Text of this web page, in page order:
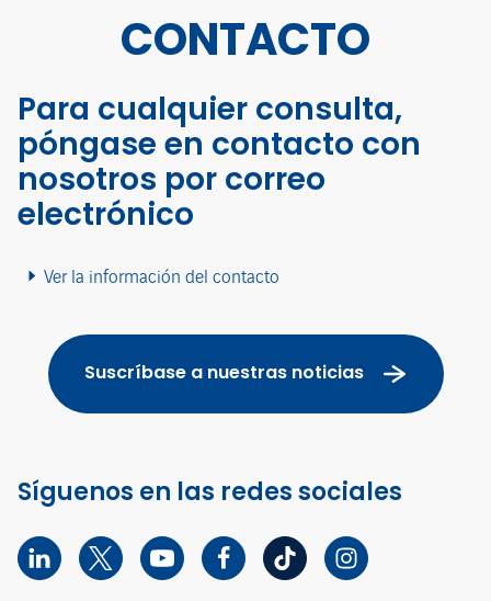
CONTACTO
Para cualquier consulta,
póngase en contacto con
nosotros por correo
electrónico
Ver la información del contacto
Suscríbase a nuestras noticias
Síguenos en las redes sociales